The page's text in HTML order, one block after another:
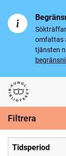
omfattas
tjänsten
Svenska tidningar
Filtrera
Tidsperiod